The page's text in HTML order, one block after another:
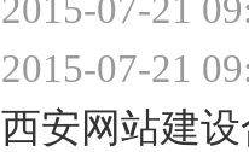
2015-07-21
2015-07-21
西安网站建